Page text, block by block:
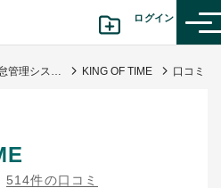
ログイン
勤怠管理システム KING OF TIME
514件の口コミ